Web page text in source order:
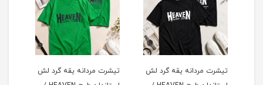
تیشرت مردانه یقه گرد لش
تیشرت مردانه یقه گرد لش